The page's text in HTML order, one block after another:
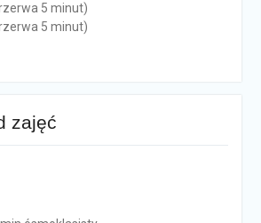
5 minut)
5 minut)
zajęć